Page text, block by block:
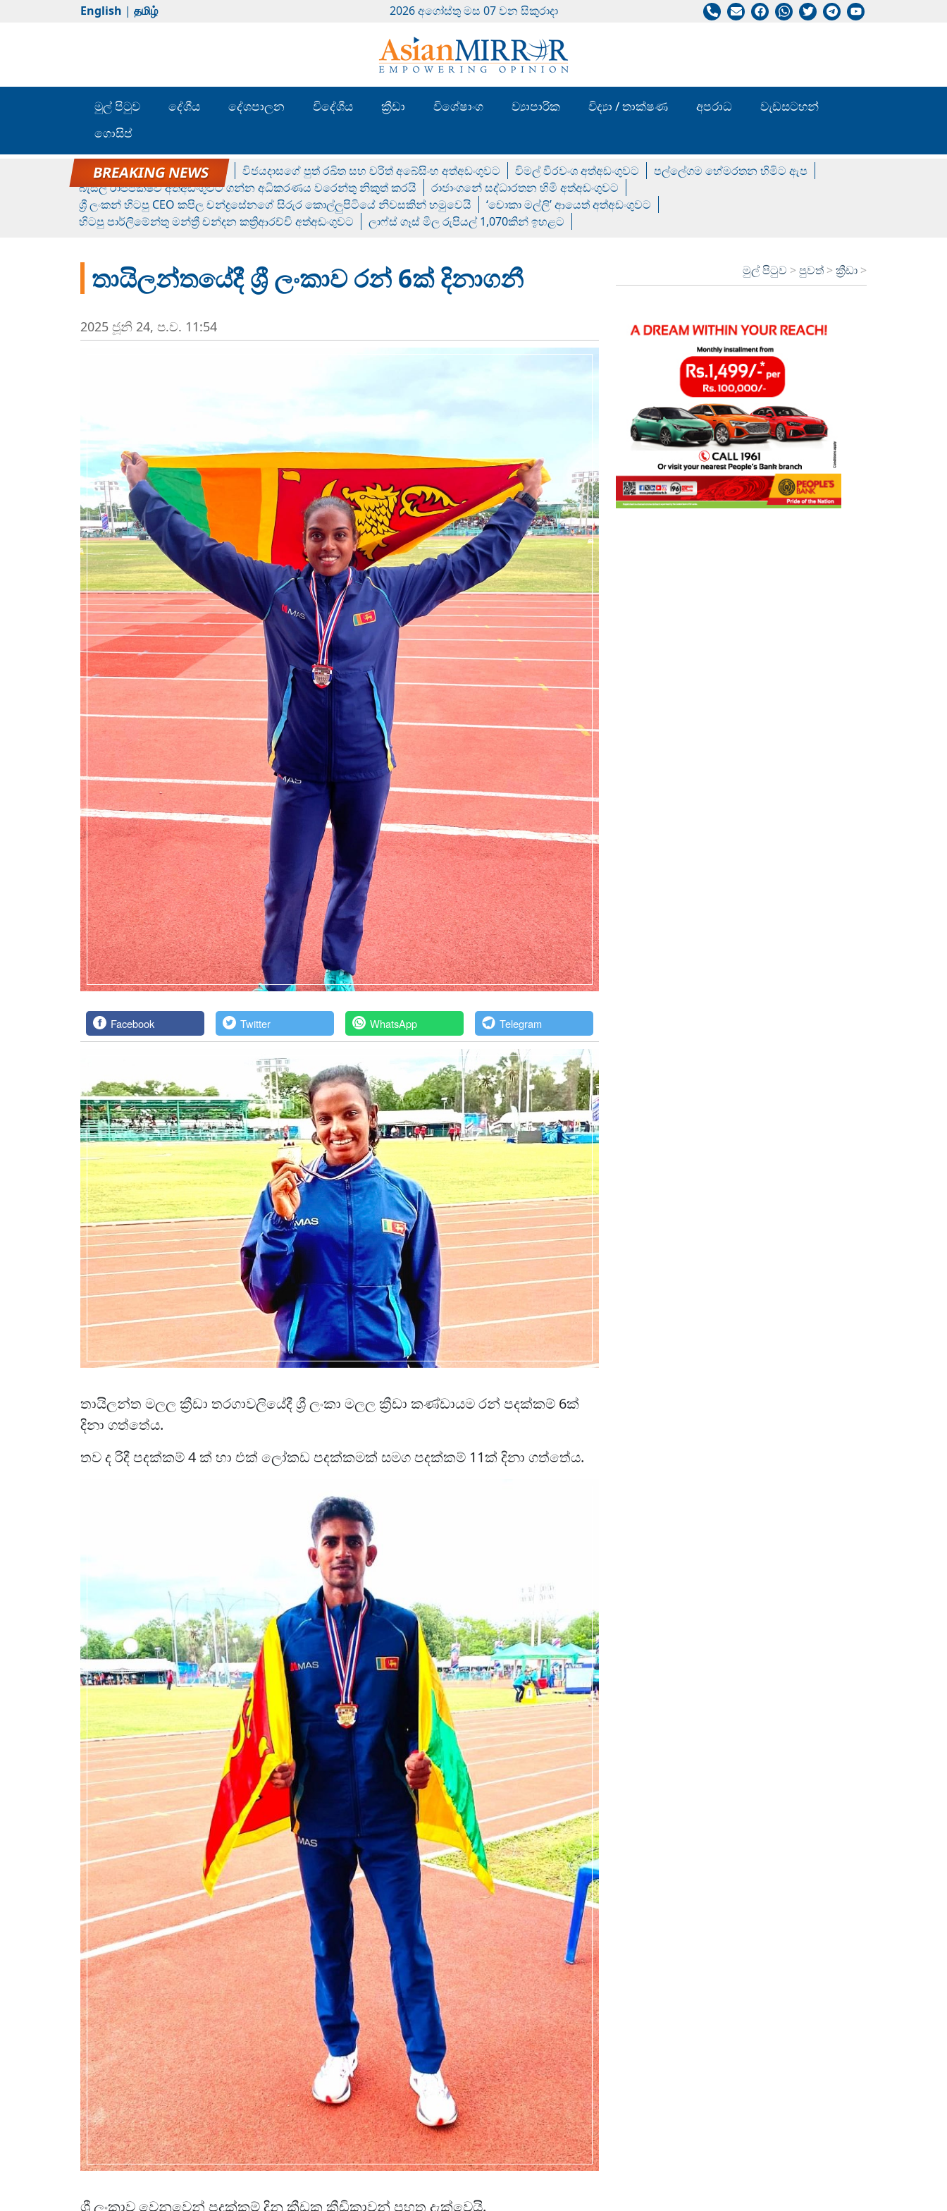
English | தமிழ் 2026 අගෝස්‍තු මස 07 වන සිකුරාදා
මුල් පිටුව දේශීය දේශපාලන විදේශීය ක්‍රීඩා විශේෂාංග ව්‍යාපාරික විද්‍යා / තාක්ෂණ අපරාධ
වැඩසටහන්
ගොසිප්
රන් ගෙනා රුමේෂ්ගේ හෙල්ලය විජයදාසගේ පුත් රඛිත සහ චරිත් අබේසිංහ අත්අඩංගුවට විමල් වීරවංශ අත්අඩංගුවට
පල්ලේගම හේමරතන හිමිට ඇප
බැසිල් රාජපක්ෂව අත්අඩංගුවට ගන්න අධිකරණය වරෙන්තු නිකුත් කරයි
රාජාංගනේ සද්ධාරතන හිමි අත්අඩංගුවට
ශ්‍රී ලංකන් හිටපු CEO කපිල චන්ද්‍රසේනගේ සිරුර කොල්ලුපිටියේ නිවසකින් හමුවෙයි
‘චොකා මල්ලි’ ආයෙත් අත්අඩංගුවට
හිටපු පාර්ලිමේන්තු මන්ත්‍රී චන්දන කත්‍රිආරච්චි අත්අඩංගුවට
ලාෆ්ස් ගෑස් මිල රුපියල් 1,070කින් ඉහළට
තායිලන්තයේදී ශ්‍රී ලංකාව රන් 6ක් දිනාගනී මුල් පිටුව >පුවත් >ක්‍රීඩා >
2025 ජූනි 24, ප.ව. 11:54
Facebook Twitter WhatsApp Telegram
තායිලන්ත මලල ක්‍රීඩා තරගාවලියේදී ශ්‍රී ලංකා මලල ක්‍රීඩා කණ්ඩායම රන් පදක්කම් 6ක්
දිනා ගත්තේය.
තව ද රිදී පදක්කම් 4 ක් හා එක් ලෝකඩ පදක්කමක් සමග පදක්කම් 11ක් දිනා ගත්තේය.
ශ්‍රී ලංකාව වෙනුවෙන් පදක්කම් දිනූ ක්‍රීඩක ක්‍රීඩිකාවන් පහත දැක්වෙයි.